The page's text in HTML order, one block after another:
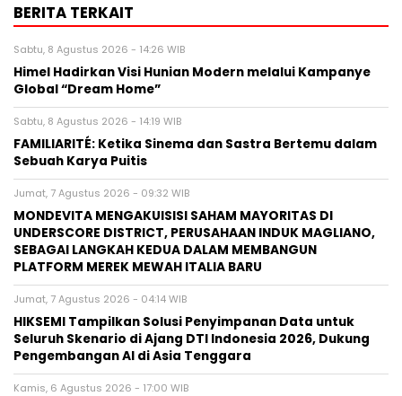
BERITA TERKAIT
Sabtu, 8 Agustus 2026 - 14:26 WIB
Himel Hadirkan Visi Hunian Modern melalui Kampanye
Global “Dream Home”
Sabtu, 8 Agustus 2026 - 14:19 WIB
FAMILIARITÉ: Ketika Sinema dan Sastra Bertemu dalam
Sebuah Karya Puitis
Jumat, 7 Agustus 2026 - 09:32 WIB
MONDEVITA MENGAKUISISI SAHAM MAYORITAS DI
UNDERSCORE DISTRICT, PERUSAHAAN INDUK MAGLIANO,
SEBAGAI LANGKAH KEDUA DALAM MEMBANGUN
PLATFORM MEREK MEWAH ITALIA BARU
Jumat, 7 Agustus 2026 - 04:14 WIB
HIKSEMI Tampilkan Solusi Penyimpanan Data untuk
Seluruh Skenario di Ajang DTI Indonesia 2026, Dukung
Pengembangan AI di Asia Tenggara
Kamis, 6 Agustus 2026 - 17:00 WIB